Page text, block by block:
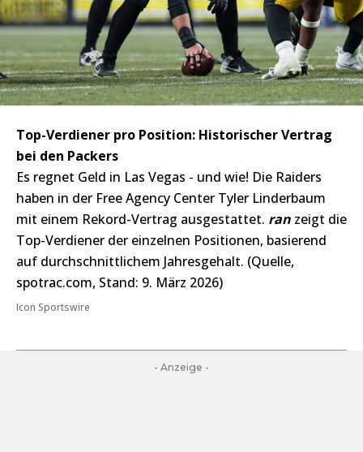
Top-Verdiener pro Position: Historischer Vertrag
bei den Packers
Es regnet Geld in Las Vegas - und wie! Die Raiders
haben in der Free Agency Center Tyler Linderbaum
mit einem Rekord-Vertrag ausgestattet. ran zeigt die
Top-Verdiener der einzelnen Positionen, basierend
auf durchschnittlichem Jahresgehalt. (Quelle,
spotrac.com, Stand: 9. März 2026)
Icon Sportswire
- Anzeige -